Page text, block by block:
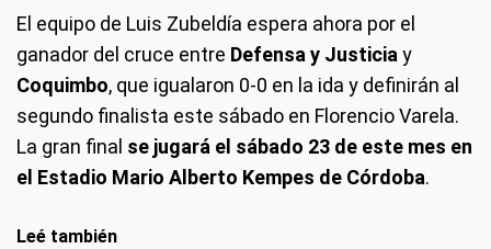
El equipo de Luis Zubeldía espera ahora por el
ganador del cruce entre Defensa y Justiciay
Coquimbo, que igualaron 0-0 en la ida y definirán al
segundo finalista este sábado en Florencio Varela.
La gran final se jugará el sábado 23 de este mes en
el Estadio Mario Alberto Kempes de Córdoba.
Leé también